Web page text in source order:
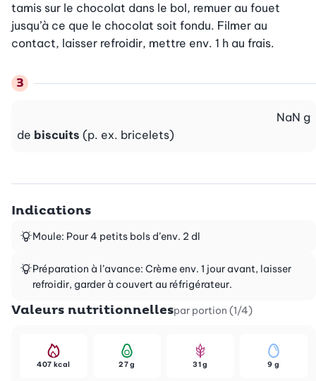
tamis sur le chocolat dans le bol, remuer au fouet
jusqu’à ce que le chocolat soit fondu. Filmer au
contact, laisser refroidir, mettre env. 1 h au frais.
de biscuits (p. ex. bricelets)
NaN g
Indications
Moule: Pour 4 petits bols d’env. 2 dl
Préparation à l’avance: Crème env. 1 jour avant, laisser
refroidir, garder à couvert au réfrigérateur.
Valeurs nutritionnellespar portion (1/4)
407 kcal 27 g 31 g 9 g